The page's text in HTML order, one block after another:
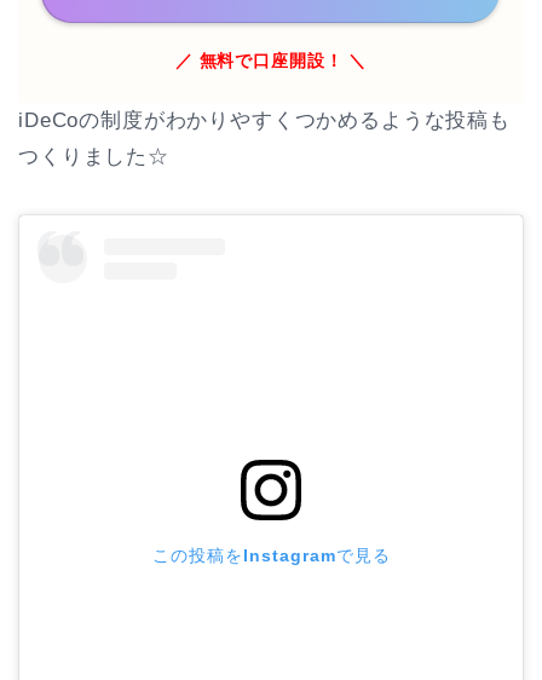
／ 無料で口座開設！ ＼
iDeCoの制度がわかりやすくつかめるような投稿も
つくりました☆
この投稿をInstagramで見る